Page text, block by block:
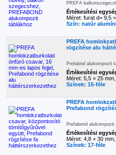
PREFA
Értékesítési
Méret: furat d= 9,5
Szín: natúr
PREFA
rögzítése alu
Prefabnd alukompozit
Értékesítési
Méret: 5,5 × 25
Színek: 15-féle
PREFA
Prefabond
Prefabond
Értékesítési
Méret: 4,8 × 30
Színek: 17-féle